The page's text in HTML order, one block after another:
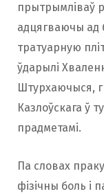
прытрымліваў
адцягваючы ад
тратуарную
ўдарылі
Штурхаючыся,
Казлоўскага ў
прадметамі.
Па словах
фізічны боль і